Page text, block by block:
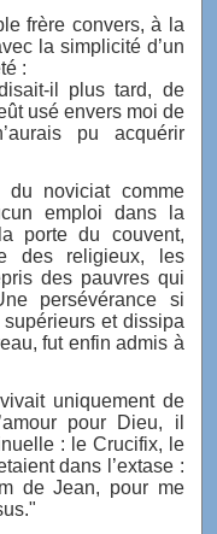
frère convers, à la
la simplicité d’un
:
il plus tard, de
usé envers moi de
pu acquérir
noviciat comme
emploi dans la
porte du couvent,
des religieux, les
des pauvres qui
persévérance si
et dissipa
fut enfin admis à
uniquement de
pour Dieu, il
: le Crucifix, le
dans l’extase :
de Jean, pour me